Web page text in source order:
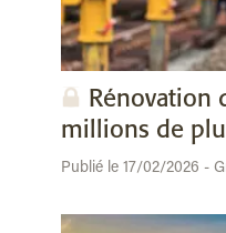
Rénovation
millions de
Publié le 17/02/2026 -